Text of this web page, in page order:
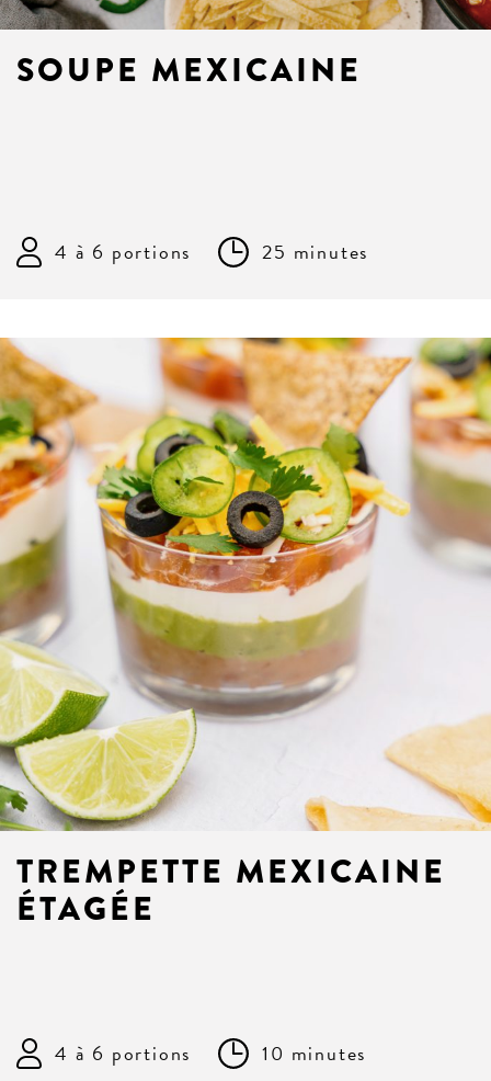
SOUPE MEXICAINE
4 à 6 portions 25 minutes
TREMPETTE MEXICAINE
ÉTAGÉE
4 à 6 portions 10 minutes